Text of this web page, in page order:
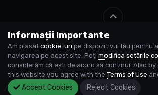
© USP
Powered by Invision
Informații Importante
Am plasat cookie-uri pe dispozitivul tău pentru
navigarea pe acest site. Poți modifica setările
considerăm că ești de acord să continui. Also
this website you agree with the Terms of Use
Accept Cookies Reject Cookies